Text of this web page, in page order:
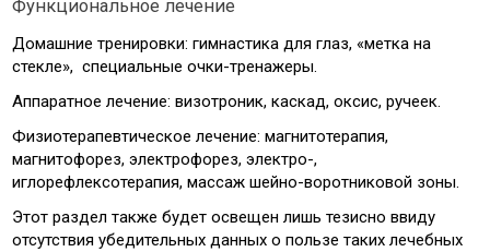
Функциональное лечение
Домашние тренировки: гимнастика для глаз, «метка на
стекле», специальные очки-тренажеры.
Аппаратное лечение: визотроник, каскад, оксис, ручеек.
Физиотерапевтическое лечение: магнитотерапия,
магнитофорез, электрофорез, электро-,
иглорефлексотерапия, массаж шейно-воротниковой зоны.
Этот раздел также будет освещен лишь тезисно ввиду
отсутствия убедительных данных о пользе таких лечебных